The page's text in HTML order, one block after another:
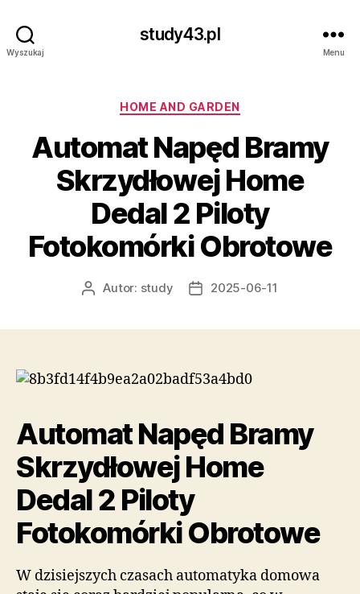
Wyszukaj
study43.pl
Menu
Kategorie
HOME AND GARDEN
Automat Napęd Bramy
Skrzydłowej Home
Dedal 2 Piloty
Fotokomórki Obrotowe
AutorAutor: study
Data2025-06-11
Automat Napęd Bramy
Skrzydłowej Home
Dedal 2 Piloty
Fotokomórki Obrotowe
W dzisiejszych czasach automatyka domowa